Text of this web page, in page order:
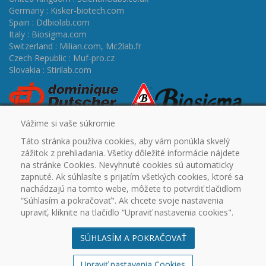
Germany : Kisker-biotech.com
Spain : Ddbiolab.com
Italy : Biosigma.com
Switzerland : Milian.com, Mc2lab.fr
Czech Republic : Muf-pro.cz
Slovakia : Stirilab.com
ÚVOD CERTIFIKÁTY PROMO OUTLET
NA
STIAHNUTIE
PARTNERSKÉ SPOLOČNOSTI
KONTAKT
VŠEOBECNÉ OBCHODNÉ PODMIENKY
REKLAMAČNÝ
PORIADOK
OCHRANA OSOBNÝCH ÚDAJOV COOKIES
© 2003 - 2026
DUFEKSOFT -tvorba webstránok, vývoj aplikácií a softvéru na mieru
Vážime si vaše súkromie
Táto stránka používa cookies, aby vám ponúkla skvelý
zážitok z prehliadania. Všetky dôležité informácie nájdete
na stránke Cookies. Nevyhnuté cookies sú automaticky
zapnuté. Ak súhlasíte s prijatím všetkých cookies, ktoré sa
nachádzajú na tomto webe, môžete to potvrdiť tlačidlom
“Súhlasím a pokračovať". Ak chcete svoje nastavenia
upraviť, kliknite na tlačidlo “Upraviť nastavenia cookies".
SÚHLASÍM A POKRAČOVAŤ